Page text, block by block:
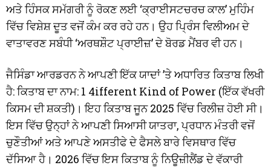
ਅਤੇ ਹਿੰਸਕ ਸਮੱਗਰੀ ਨੂੰ ਰੋਕਣ ਲਈ ‘ਕ੍ਰਾਈਸਟਚਰਚ ਕਾਲ’ ਮੁਹਿੰਮ
ਵਿੱਚ ਵਿਸ਼ੇਸ਼ ਦੂਤ ਵਜੋਂ ਕੰਮ ਕਰ ਰਹੇ ਹਨ। ਉਹ ਪ੍ਰਿੰਸ ਵਿਲੀਅਮ ਦੇ
ਵਾਤਾਵਰਣ ਸਬੰਧੀ ‘ਅਰਥਸ਼ੌਟ ਪ੍ਰਾਈਜ਼’ ਦੇ ਬੋਰਡ ਮੈਂਬਰ ਵੀ ਹਨ।
ਜੈਸਿੰਡਾ ਆਰਡਰਨ ਨੇ ਆਪਣੀ ਇੱਕ ਯਾਦਾਂ ’ਤੇ ਅਧਾਰਿਤ ਕਿਤਾਬ ਲਿਖੀ
ਹੈ: ਕਿਤਾਬ ਦਾ ਨਾਮ: 1 4ifferent Kind of Power (ਇੱਕ ਵੱਖਰੀ
ਕਿਸਮ ਦੀ ਸ਼ਕਤੀ)। ਇਹ ਕਿਤਾਬ ਜੂਨ 2025 ਵਿੱਚ ਰਿਲੀਜ਼ ਹੋਈ ਸੀ।
ਇਸ ਵਿੱਚ ਉਨ੍ਹਾਂ ਨੇ ਆਪਣੀ ਸਿਆਸੀ ਯਾਤਰਾ, ਪ੍ਰਧਾਨ ਮੰਤਰੀ ਵਜੋਂ
ਚੁਣੌਤੀਆਂ ਅਤੇ ਆਪਣੇ ਅਸਤੀਫੇ ਦੇ ਫੈਸਲੇ ਬਾਰੇ ਵਿਸਥਾਰ ਵਿੱਚ
ਦੱਸਿਆ ਹੈ। 2026 ਵਿੱਚ ਇਸ ਕਿਤਾਬ ਨੂੰ ਨਿਊਜ਼ੀਲੈਂਡ ਦੇ ਵੱਕਾਰੀ